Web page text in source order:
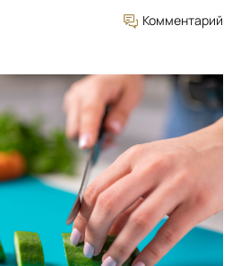
Комментарий